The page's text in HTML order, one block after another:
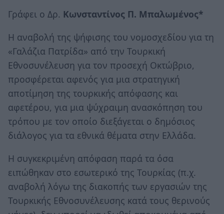
Γράφει ο Δρ. Κωνσταντίνος Π. Μπαλωμένος*
Η αναβολή της ψήφισης του νομοσχεδίου για τη
«Γαλάζια Πατρίδα» από την Τουρκική
Εθνοσυνέλευση για τον προσεχή Οκτώβριο,
προσφέρεται αφενός για μια στρατηγική
αποτίμηση της τουρκικής απόφασης και
αφετέρου, για μια ψύχραιμη ανασκόπηση του
τρόπου με τον οποίο διεξάγεται ο δημόσιος
διάλογος για τα εθνικά θέματα στην Ελλάδα.
Η συγκεκριμένη απόφαση παρά τα όσα
ειπώθηκαν στο εσωτερικό της Τουρκίας (π.χ.
αναβολή λόγω της διακοπής των εργασιών της
Τουρκικής Εθνοσυνέλευσης κατά τους θερινούς